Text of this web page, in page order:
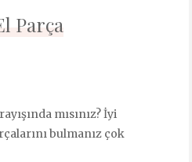
Parça
mısınız? İyi
bulmanız çok